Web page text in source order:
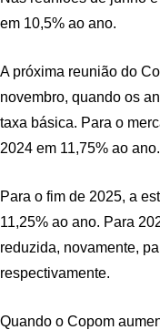
em 10,5% ao ano.
A próxima reunião do
novembro, quando os
taxa básica. Para o
2024 em 11,75% ao ano.
Para o fim de 2025, a
11,25% ao ano. Para
reduzida, novamente,
respectivamente.
Quando o Copom